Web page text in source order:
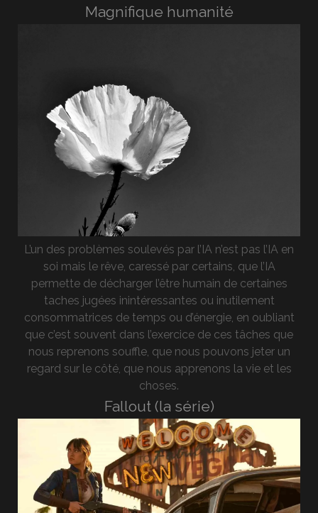
Magnifique humanité
L’un des problèmes soulevés par l’IA n’est pas l’IA en
soi mais le rêve, caressé par certains, que l’IA
permette de décharger l’être humain de certaines
taches jugées inintéressantes ou inutilement
consommatrices de temps ou d’énergie, en oubliant
que c’est souvent dans l’exercice de ces tâches que
nous reprenons souffle, que nous pouvons jeter un
regard sur le côté, que nous apprenons la vie et les
choses.
Fallout (la série)